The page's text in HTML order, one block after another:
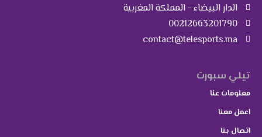
الدار البيضاء - المملكة المغربية
00212663201790
contact@telesports.ma
تيلي سبورت
معلومات عنا
اعمل معنا
اتصال بنا